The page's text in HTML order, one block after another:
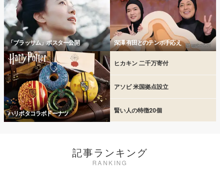
「ブラッサム」ポスター公開 深澤 有田とのテンポ手応え
ハリポタコラボドーナツ
ヒカキン 二千万寄付
アソビ 米国拠点設立
賢い人の特徴20個
記事ランキング
RANKING